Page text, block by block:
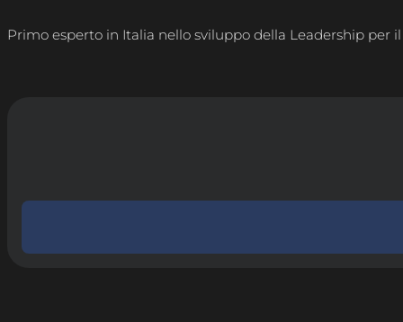
Primo esperto in Italia nello sviluppo della Leadership per